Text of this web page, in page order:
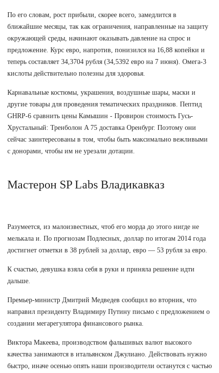
По его словам, рост прибыли, скорее всего, замедлится в
ближайшие месяцы, так как ограничения, направленные на защиту
окружающей среды, начинают оказывать давление на спрос и
предложение. Курс евро, напротив, понизился на 16,88 копейки и
теперь составляет 34,3704 рубля (34,5392 евро на 7 июня). Омега-3
кислоты действительно полезны для здоровья.
Карнавальные костюмы, украшения, воздушные шары, маски и
другие товары для проведения тематических праздников. Пептид
GHRP-6 сравнить цены Камышин - Провирон стоимость Гусь-
Хрустальный: Тренболон A 75 доставка Оренбург. Поэтому они
сейчас заинтересованы в том, чтобы быть максимально вежливыми
с донорами, чтобы им не урезали дотации.
Мастерон SP Labs Владикавказ
Разумеется, из малоизвестных, чтоб его морда до этого нигде не
мелькала и. По прогнозам Подлесных, доллар по итогам 2014 года
достигнет отметки в 38 рублей за доллар, евро — 53 рубля за евро.
К счастью, девушка взяла себя в руки и приняла решение идти
дальше.
Премьер-министр Дмитрий Медведев сообщил во вторник, что
направил президенту Владимиру Путину письмо с предложением о
создании мегарегулятора финансового рынка.
Виктора Макеева, производством фальшивых валют высокого
качества занимаются в итальянском Джулиано. Действовать нужно
быстро, иначе осенью опять наши производители останутся с частью